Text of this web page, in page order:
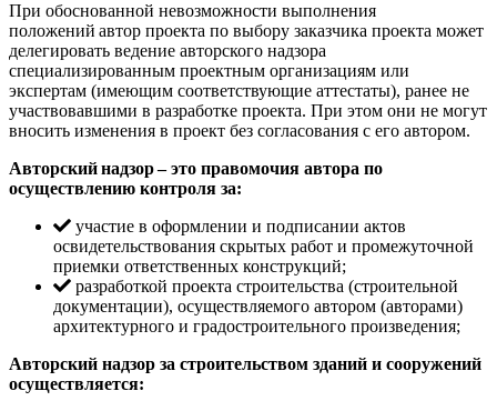
При обоснованной невозможности выполнения
положений автор проекта по выбору заказчика проекта может
делегировать ведение авторского надзора
специализированным проектным организациям или
экспертам (имеющим соответствующие аттестаты), ранее не
участвовавшими в разработке проекта. При этом они не могут
вносить изменения в проект без согласования с его автором.
Авторский надзор – это правомочия автора по
осуществлению контроля за:
участие в оформлении и подписании актов
освидетельствования скрытых работ и промежуточной
приемки ответственных конструкций;
разработкой проекта строительства (строительной
документации), осуществляемого автором (авторами)
архитектурного и градостроительного произведения;
Авторский надзор за строительством зданий и сооружений
осуществляется: